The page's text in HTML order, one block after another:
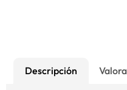
Descripción